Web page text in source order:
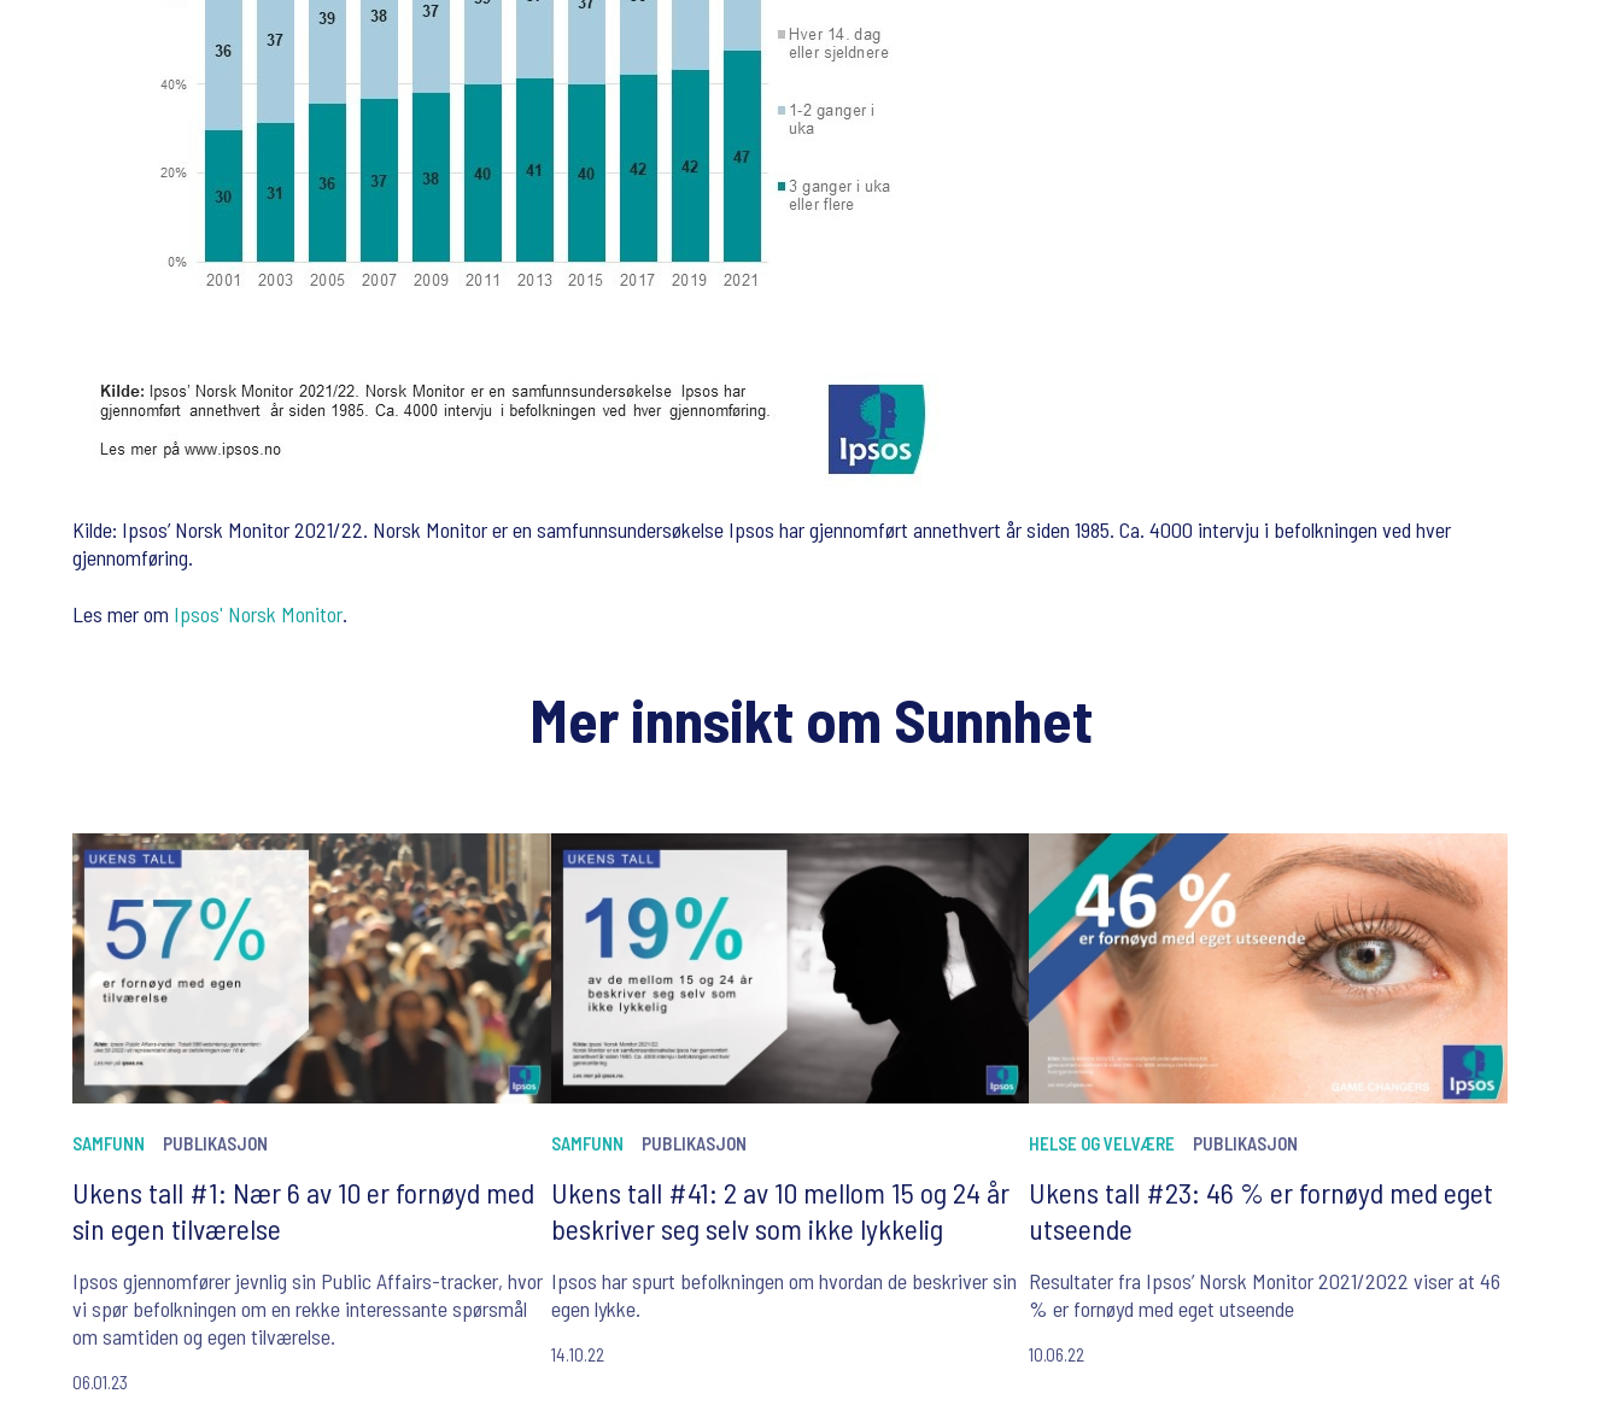
Kilde: Ipsos’ Norsk Monitor 2021/22. Norsk Monitor er en samfunnsundersøkelse Ipsos har gjennomført annethvert år siden 1985. Ca. 4000 intervju i befolkningen ved hver
gjennomføring.
Les mer om Ipsos' Norsk Monitor.
Mer innsikt om Sunnhet
SAMFUNN PUBLIKASJON
Ukens tall #1: Nær 6 av 10 er fornøyd med
sin egen tilværelse
Ipsos gjennomfører jevnlig sin Public Affairs-tracker, hvor
vi spør befolkningen om en rekke interessante spørsmål
om samtiden og egen tilværelse.
06.01.23
SAMFUNN PUBLIKASJON
Ukens tall #41: 2 av 10 mellom 15 og 24 år
beskriver seg selv som ikke lykkelig
Ipsos har spurt befolkningen om hvordan de beskriver sin
egen lykke.
14.10.22
HELSE OG VELVÆRE PUBLIKASJON
Ukens tall #23: 46 % er fornøyd med eget
utseende
Resultater fra Ipsos’ Norsk Monitor 2021/2022 viser at 46
% er fornøyd med eget utseende
10.06.22